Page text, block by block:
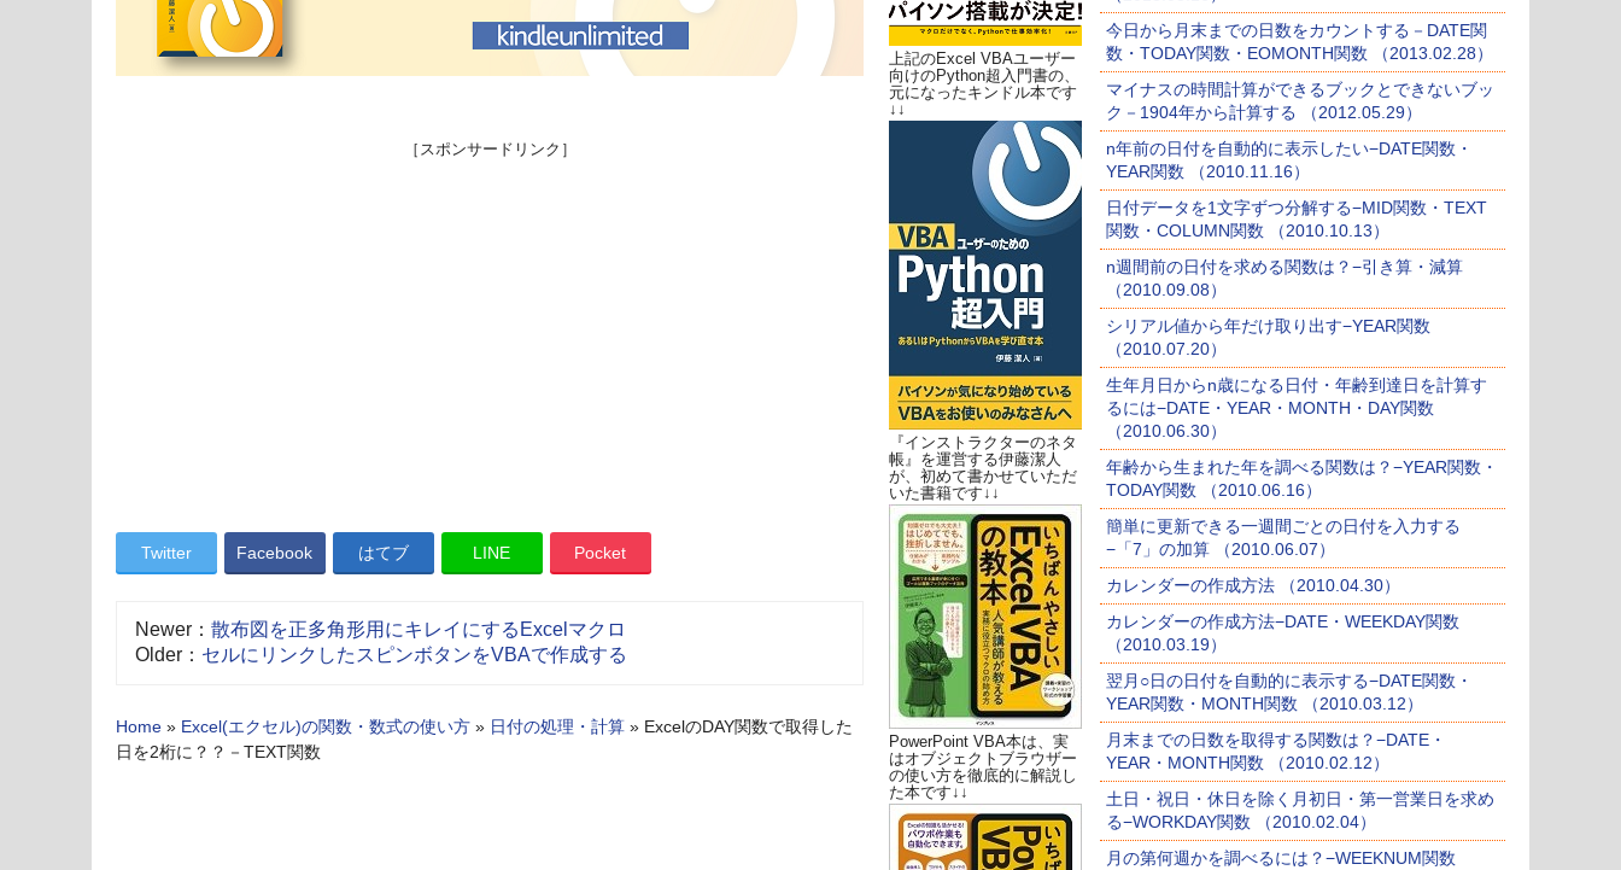
［スポンサードリンク］
Twitter Facebook はてブ LINE Pocket
Newer： 散布図を正多角形用にキレイにするExcelマクロ
Older： セルにリンクしたスピンボタンをVBAで作成する
Home » Excel(エクセル)の関数・数式の使い方 » 日付の処理・計算 » ExcelのDAY関数で取得した
日を2桁に？？－TEXT関数
上記のExcel VBAユーザー
向けのPython超入門書の、
元になったキンドル本です
↓↓
『インストラクターのネタ
帳』を運営する伊藤潔人
が、初めて書かせていただ
いた書籍です↓↓
PowerPoint VBA本は、実
はオブジェクトブラウザー
の使い方を徹底的に解説し
た本です↓↓
今日から月末までの日数をカウントする－DATE関
数・TODAY関数・EOMONTH関数 （2013.02.28）
マイナスの時間計算ができるブックとできないブッ
ク－1904年から計算する （2012.05.29）
n年前の日付を自動的に表示したい−DATE関数・
YEAR関数 （2010.11.16）
日付データを1文字ずつ分解する−MID関数・TEXT
関数・COLUMN関数 （2010.10.13）
n週間前の日付を求める関数は？−引き算・減算
（2010.09.08）
シリアル値から年だけ取り出す−YEAR関数
（2010.07.20）
生年月日からn歳になる日付・年齢到達日を計算す
るには−DATE・YEAR・MONTH・DAY関数
（2010.06.30）
年齢から生まれた年を調べる関数は？−YEAR関数・
TODAY関数 （2010.06.16）
簡単に更新できる一週間ごとの日付を入力する
−「7」の加算 （2010.06.07）
カレンダーの作成方法 （2010.04.30）
カレンダーの作成方法−DATE・WEEKDAY関数
（2010.03.19）
翌月○日の日付を自動的に表示する−DATE関数・
YEAR関数・MONTH関数 （2010.03.12）
月末までの日数を取得する関数は？−DATE・
YEAR・MONTH関数 （2010.02.12）
土日・祝日・休日を除く月初日・第一営業日を求め
る−WORKDAY関数 （2010.02.04）
月の第何週かを調べるには？−WEEKNUM関数